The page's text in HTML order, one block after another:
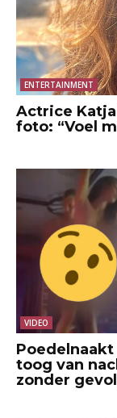
ENTERTAINMENT
Actrice
foto: “Voel
VIDEO
toog van
zonder